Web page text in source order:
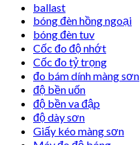
ballast
bóng đèn hồng ngoại
bóng đèn tuv
Cốc đo độ nhớt
Cốc đo tỷ trọng
đo bám dính màng sơn
độ bền uốn
độ bền va đập
độ dày sơn
Giấy kéo màng sơn